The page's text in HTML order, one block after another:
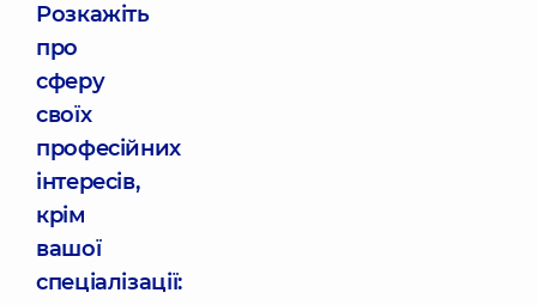
Розкажіть
про
сферу
своїх
професійних
інтересів,
крім
вашої
спеціалізації: